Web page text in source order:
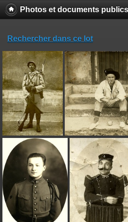
Photos et documents
Rechercher dans ce lot